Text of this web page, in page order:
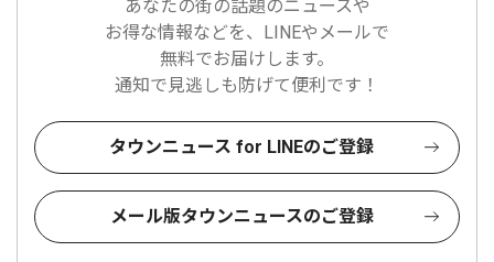
あなたの街の話題のニュースや
お得な情報などを、LINEやメールで
無料でお届けします。
通知で見逃しも防げて便利です！
タウンニュース for LINEのご登録
メール版タウンニュースのご登録